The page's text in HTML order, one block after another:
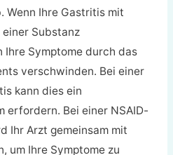
Wenn Ihre Gastritis mit
Substanz
Ihre Symptome durch das
verschwinden. Bei einer
kann dies ein
erfordern. Bei einer NSAID-
Ihr Arzt gemeinsam mit
um Ihre Symptome zu